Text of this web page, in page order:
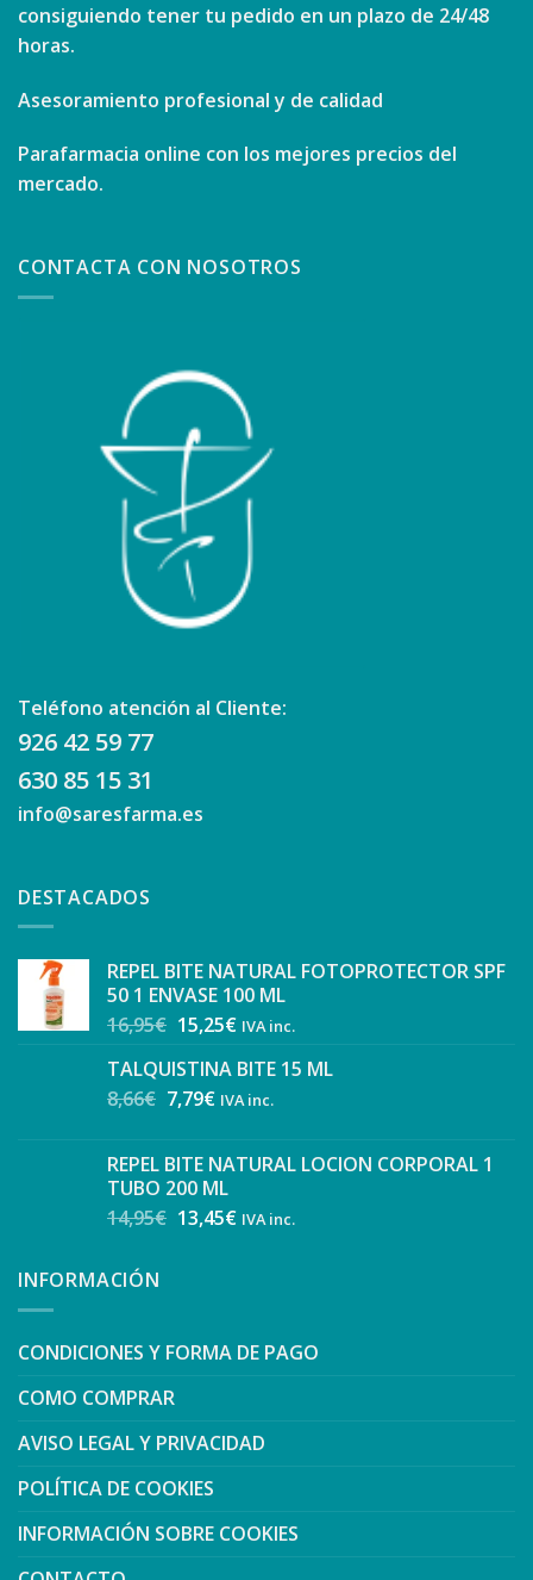
consiguiendo tener tu pedido en un plazo de 24/48
horas.
Asesoramiento profesional y de calidad
Parafarmacia online con los mejores precios del
mercado.
CONTACTA CON NOSOTROS
Teléfono atención al Cliente:
926 42 59 77
630 85 15 31
info@saresfarma.es
DESTACADOS
REPEL BITE NATURAL FOTOPROTECTOR SPF
50 1 ENVASE 100 ML
16,95€ 15,25€ IVA inc.
TALQUISTINA BITE 15 ML
8,66€ 7,79€ IVA inc.
REPEL BITE NATURAL LOCION CORPORAL 1
TUBO 200 ML
14,95€ 13,45€ IVA inc.
INFORMACIÓN
CONDICIONES Y FORMA DE PAGO
COMO COMPRAR
AVISO LEGAL Y PRIVACIDAD
POLÍTICA DE COOKIES
INFORMACIÓN SOBRE COOKIES